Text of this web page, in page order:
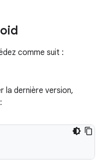
comme suit :
la dernière version,